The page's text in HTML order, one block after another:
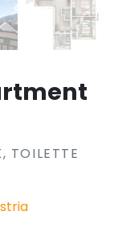
TOILETTE